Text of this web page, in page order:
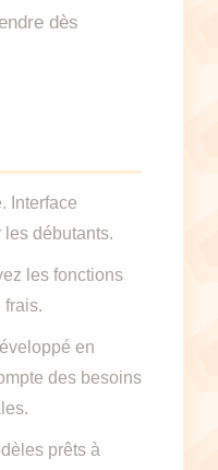
dès
Interface
débutants.
les fonctions
frais.
en
des besoins
prêts à